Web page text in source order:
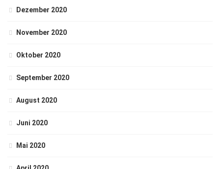
Dezember 2020
November 2020
Oktober 2020
September 2020
August 2020
Juni 2020
Mai 2020